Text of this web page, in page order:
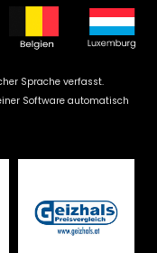
Sprache verfasst.
Software automatisch